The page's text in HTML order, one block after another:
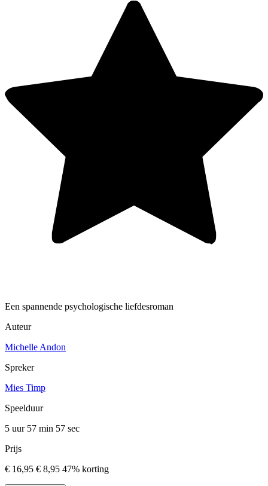
Een spannende psychologische liefdesroman
Auteur
Michelle Andon
Spreker
Mies Timp
Speelduur
5 uur 57 min 57 sec
Prijs
€ 16,95 € 8,95 47% korting